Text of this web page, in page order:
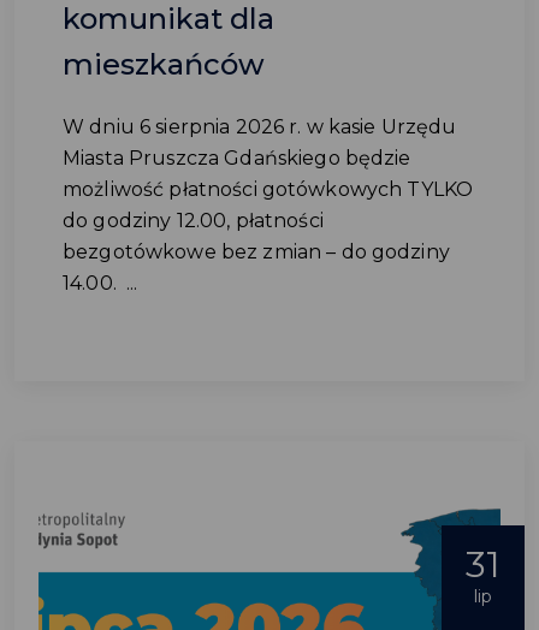
komunikat dla
mieszkańców
W dniu 6 sierpnia 2026 r. w kasie Urzędu
Miasta Pruszcza Gdańskiego będzie
możliwość płatności gotówkowych TYLKO
do godziny 12.00, płatności
bezgotówkowe bez zmian – do godziny
14.00. ...
31
lip